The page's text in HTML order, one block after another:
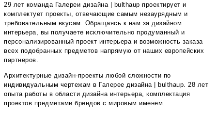
29 лет команда Галереи дизайна | bulthaup проектирует и
комплектует проекты, отвечающие самым незаурядным и
требовательным вкусам. Обращаясь к нам за дизайном
интерьера, вы получаете исключительно продуманный и
персонализированный проект интерьера и возможность заказа
всех подобранных предметов напрямую от наших европейских
партнеров.
Архитектурные дизайн-проекты любой сложности по
индивидуальным чертежам в Галерее дизайна | bulthaup. 28 лет
опыта работы в области дизайна интерьера, комплектация
проектов предметами брендов с мировым именем.